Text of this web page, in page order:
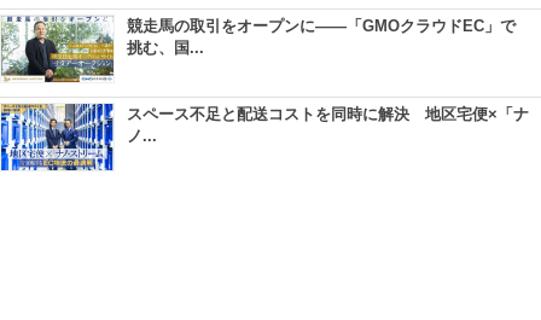
競走馬の取引をオープンに――「GMOクラウドEC」で
挑む、国...
スペース不足と配送コストを同時に解決 地区宅便×「ナ
ノ...